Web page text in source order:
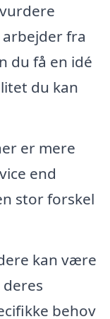
fra
du få en idé
du kan
er mere
end
stor forskel
kan være
behov